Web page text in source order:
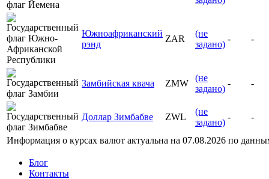
Южноафриканский
рэнд
ZAR
(не
задано)
- -
Замбийская квача ZMW
(не
задано)
- -
Доллар Зимбабве ZWL
(не
задано)
- -
Информация о курсах валют актуальна на 07.08.2026 по
Блог
Контакты